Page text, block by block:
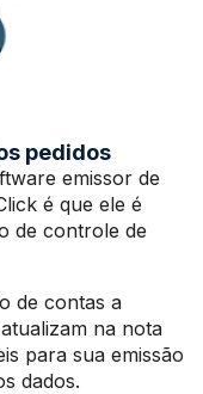
pedidos
emissor de
é que ele é
de controle de
de contas a
na nota
para sua emissão
dados.